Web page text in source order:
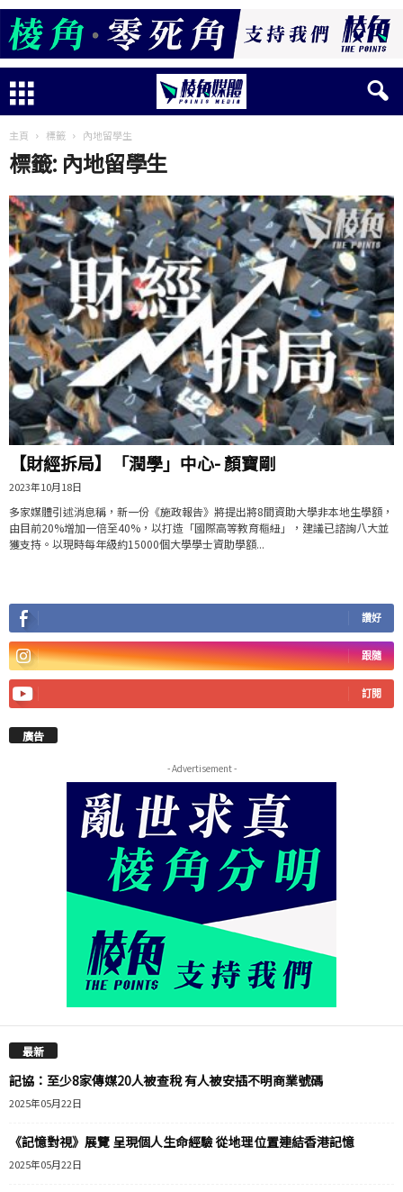
主頁 標籤 內地留學生
標籤: 內地留學生
【財經拆局】「潤學」中心- 顏寶剛
2023年10月18日
多家媒體引述消息稱，新一份《施政報告》將提出將8間資助大學非本地生學額，
由目前20%增加一倍至40%，以打造「國際高等教育樞紐」，建議已諮詢八大並
獲支持。以現時每年級約15000個大學學士資助學額...
讚好
跟隨
訂閱
廣告
- Advertisement -
最新
記協：至少8家傳媒20人被查稅 有人被安插不明商業號碼
2025年05月22日
《記憶對視》展覽 呈現個人生命經驗 從地理位置連結香港記憶
2025年05月22日